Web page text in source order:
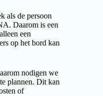
als de persoon
Daarom is een
een
op het bord kan
nodigen we
plannen. Dit kan
of